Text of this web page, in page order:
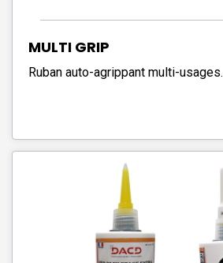
MULTI GRIP
Ruban auto-agrippant multi-usages.